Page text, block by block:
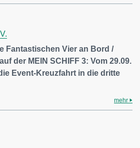
Fantastischen Vier an Bord /
der MEIN SCHIFF 3: Vom 29.09.
Event-Kreuzfahrt in die dritte
mehr